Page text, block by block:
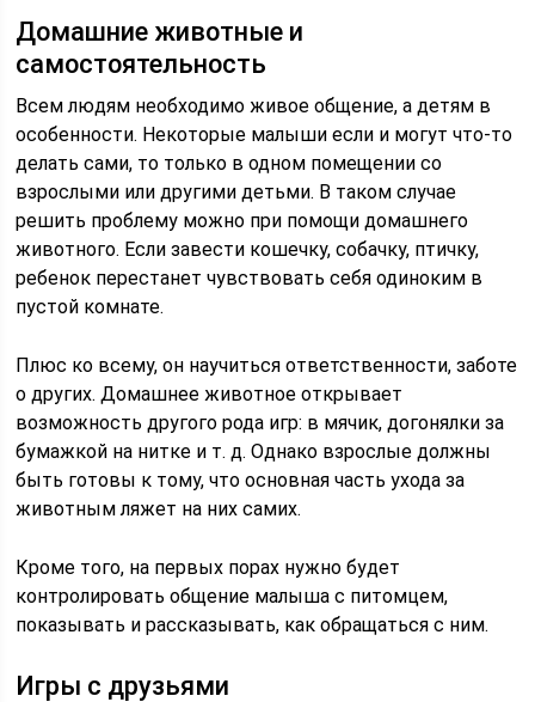
Домашние животные и
самостоятельность
Всем людям необходимо живое общение, а детям в
особенности. Некоторые малыши если и могут что-то
делать сами, то только в одном помещении со
взрослыми или другими детьми. В таком случае
решить проблему можно при помощи домашнего
животного. Если завести кошечку, собачку, птичку,
ребенок перестанет чувствовать себя одиноким в
пустой комнате.
Плюс ко всему, он научиться ответственности, заботе
о других. Домашнее животное открывает
возможность другого рода игр: в мячик, догонялки за
бумажкой на нитке и т. д. Однако взрослые должны
быть готовы к тому, что основная часть ухода за
животным ляжет на них самих.
Кроме того, на первых порах нужно будет
контролировать общение малыша с питомцем,
показывать и рассказывать, как обращаться с ним.
Игры с друзьями